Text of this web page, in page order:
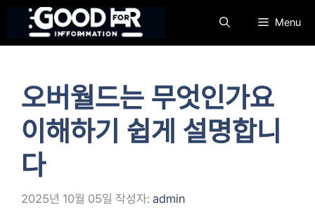
츠
Menu
오버월드는 무엇인가요
이해하기 쉽게 설명합니
다
2025년 10월 05일 작성자: admin